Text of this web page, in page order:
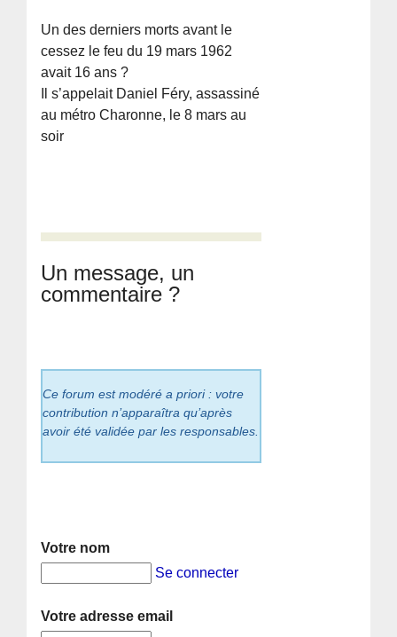
Un des derniers morts avant le
cessez le feu du 19 mars 1962
avait 16 ans ?
Il s’appelait Daniel Féry, assassiné
au métro Charonne, le 8 mars au
soir
Un message, un
commentaire ?
Ce forum est modéré a priori : votre
contribution n’apparaîtra qu’après
avoir été validée par les responsables.
Votre nom
Se connecter
Votre adresse email